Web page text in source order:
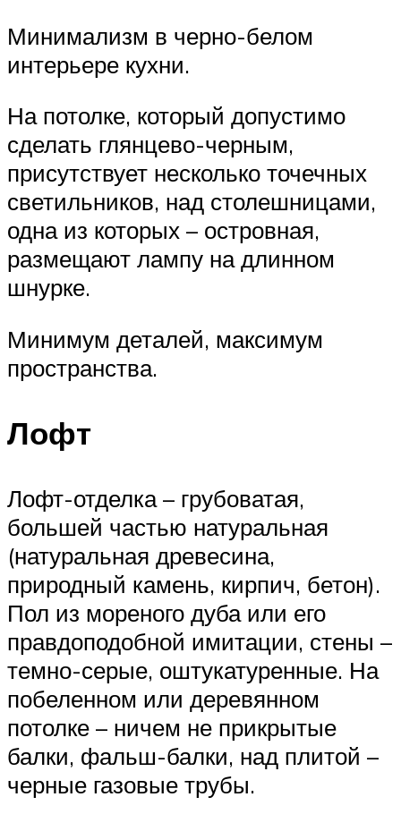
Минимализм в черно-белом
интерьере кухни.
На потолке, который допустимо
сделать глянцево-черным,
присутствует несколько точечных
светильников, над столешницами,
одна из которых – островная,
размещают лампу на длинном
шнурке.
Минимум деталей, максимум
пространства.
Лофт
Лофт-отделка – грубоватая,
большей частью натуральная
(натуральная древесина,
природный камень, кирпич, бетон).
Пол из мореного дуба или его
правдоподобной имитации, стены –
темно-серые, оштукатуренные. На
побеленном или деревянном
потолке – ничем не прикрытые
балки, фальш-балки, над плитой –
черные газовые трубы.